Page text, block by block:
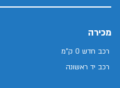
מכירה
רכב חדש 0 ק"מ
רכב יד ראשונה